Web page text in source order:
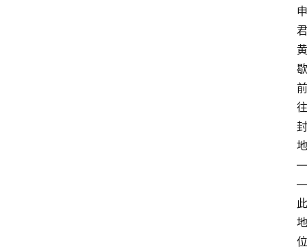
申
君
黄
歇
前
往
封
地
—
—
此
地
位